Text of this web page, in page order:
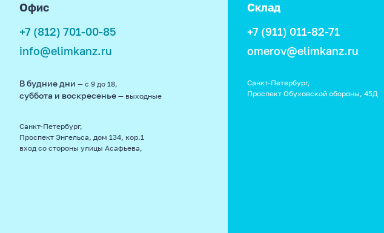
Офис
+7 (812) 701-00-85
info@elimkanz.ru
В будние дни — с 9 до 18,
суббота и воскресенье — выходные
Санкт-Петербург,
Проспект Энгельса, дом 134, кор.1
вход со стороны улицы Асафьева,
Склад
+7 (911) 011-82-71
omerov@elimkanz.ru
Санкт-Петербург,
Проспект Обуховской обороны, 45Д